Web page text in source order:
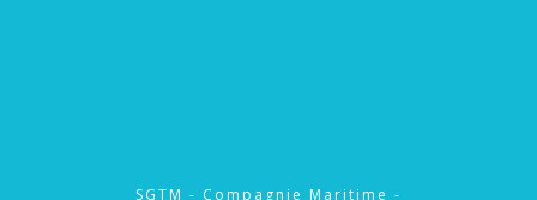
SGTM - Compagnie Maritime -